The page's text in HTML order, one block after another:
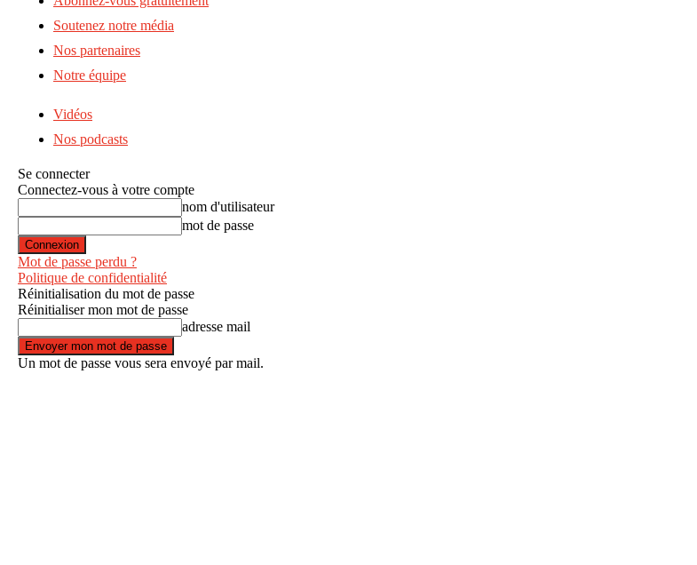
Soutenez notre média
Nos partenaires
Notre équipe
Vidéos
Nos podcasts
Se connecter
Connectez-vous à votre compte
nom d'utilisateur
mot de passe
Mot de passe perdu ?
Politique de confidentialité
Réinitialisation du mot de passe
Réinitialiser mon mot de passe
adresse mail
Un mot de passe vous sera envoyé par mail.